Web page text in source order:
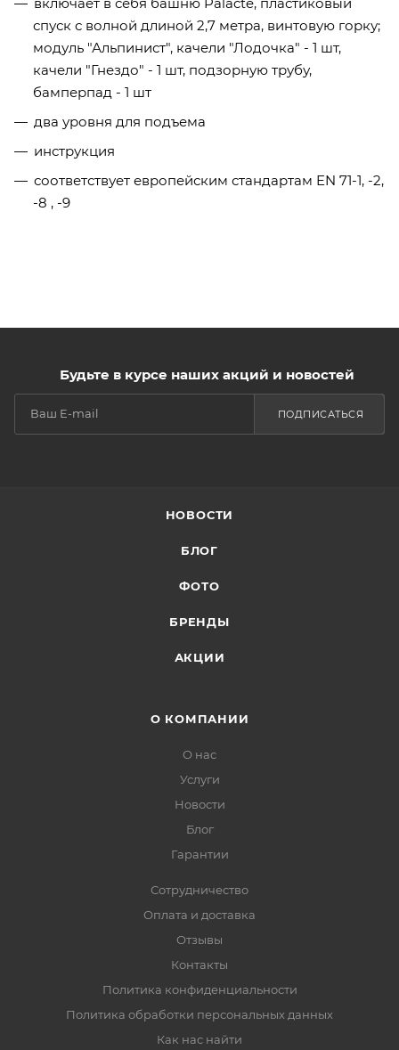
спуск с волной длиной 2,7 метра, винтовую горку;
модуль "Альпинист", качели "Лодочка" - 1 шт,
качели "Гнездо" - 1 шт, подзорную трубу,
бамперпад - 1 шт
два уровня для подъема
инструкция
соответствует европейским стандартам EN 71-1, -2,
-8 , -9
Будьте в курсе наших акций и новостей
ПОДПИСАТЬСЯ
НОВОСТИ
БЛОГ
ФОТО
БРЕНДЫ
АКЦИИ
О КОМПАНИИ
О нас
Услуги
Новости
Блог
Гарантии
Сотрудничество
Оплата и доставка
Отзывы
Контакты
Политика конфиденциальности
Политика обработки персональных данных
Как нас найти